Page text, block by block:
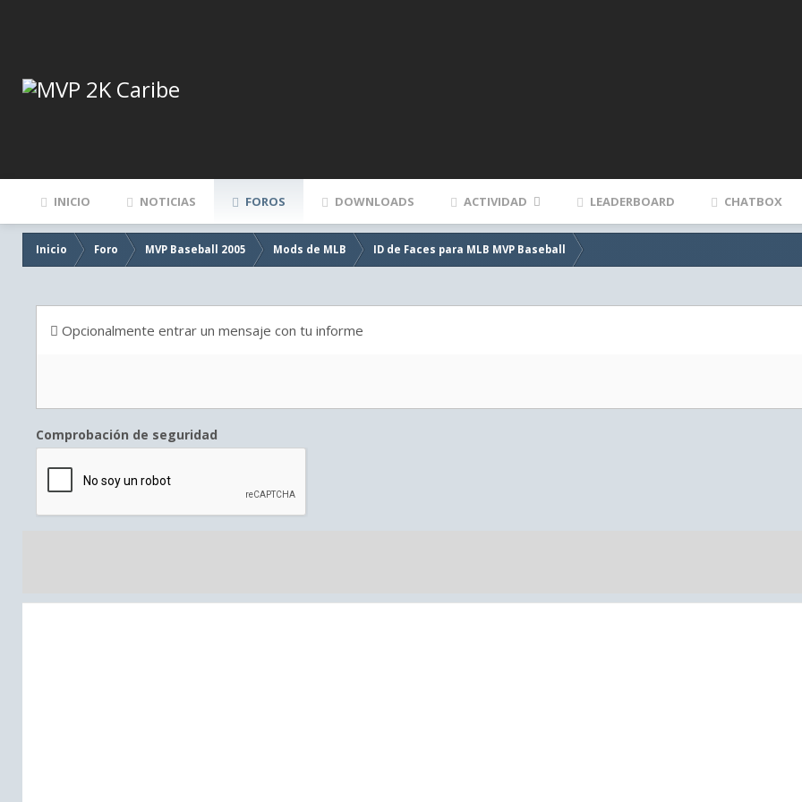
INICIO NOTICIAS FOROS DOWNLOADS ACTIVIDAD LEADERBOARD CHATBOX
Inicio Foro MVP Baseball 2005 Mods de MLB ID de Faces para MLB MVP Baseball
Opcionalmente entrar un mensaje con tu informe
Comprobación de seguridad